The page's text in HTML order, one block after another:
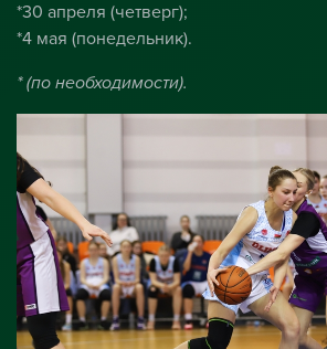
*30 апреля (четверг);
*4 мая (понедельник).
* (по необходимости).